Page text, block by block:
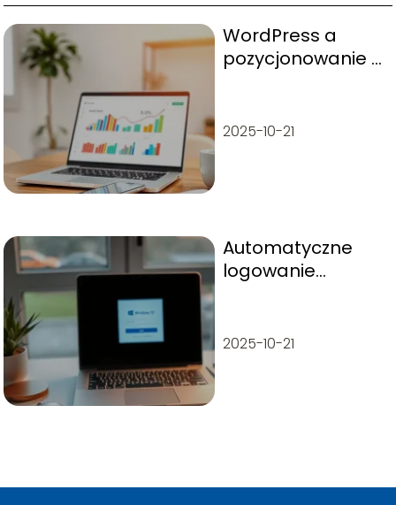
WordPress a
pozycjonowanie –
2025-10-21
Automatyczne
logowanie
krok po kroku
2025-10-21